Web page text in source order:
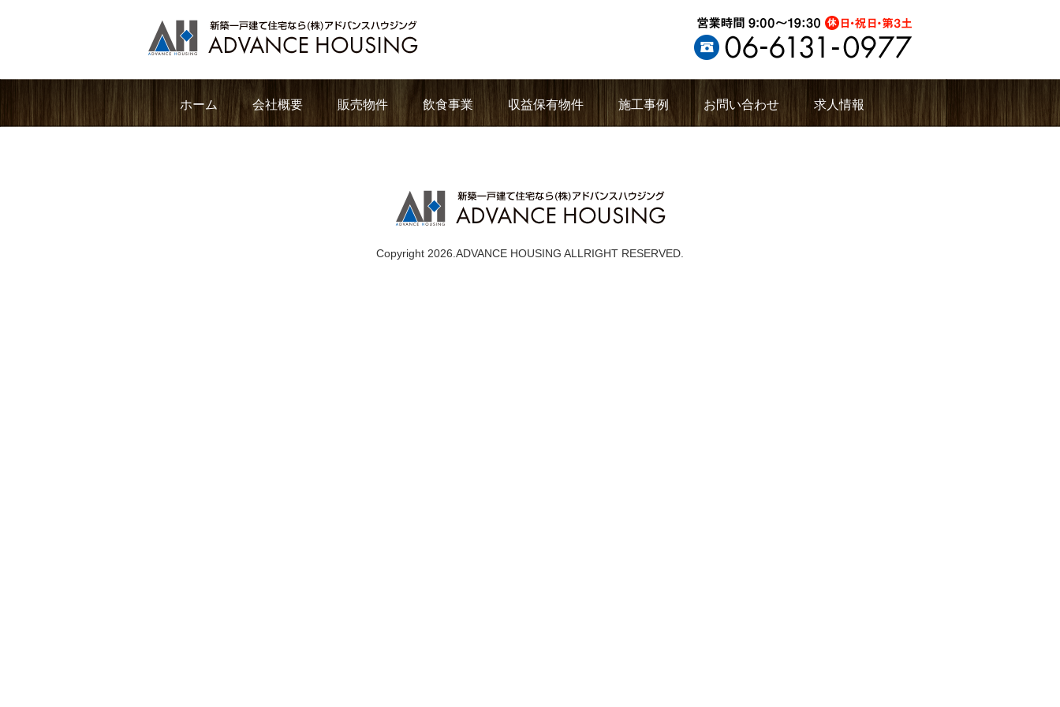
ホーム 会社概要 販売物件 飲食事業 収益保有物件 施工事例 お問い合わせ 求人情報
Copyright 2026.ADVANCE HOUSING ALLRIGHT RESERVED.